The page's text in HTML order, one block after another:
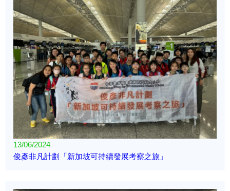
13/06/2024
俊彥非凡計劃「新加坡可持續發展考察之旅」